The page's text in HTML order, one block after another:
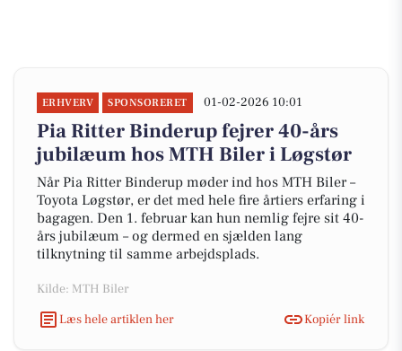
ERHVERV SPONSORERET 01-02-2026 10:01
Pia Ritter Binderup fejrer 40-års
jubilæum hos MTH Biler i Løgstør
Når Pia Ritter Binderup møder ind hos MTH Biler –
Toyota Løgstør, er det med hele fire årtiers erfaring i
bagagen. Den 1. februar kan hun nemlig fejre sit 40-
års jubilæum – og dermed en sjælden lang
tilknytning til samme arbejdsplads.
Kilde: MTH Biler
Læs hele artiklen her
Kopiér link